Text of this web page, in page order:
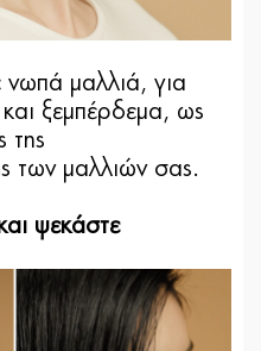
νωπά μαλλιά, για
ξεμπέρδεμα, ως
της
των μαλλιών σας.
ψεκάστε